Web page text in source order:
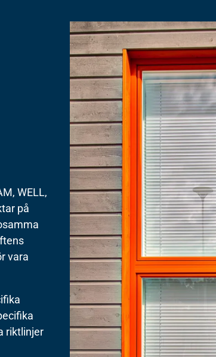
WELL,
på
vara
riktlinjer